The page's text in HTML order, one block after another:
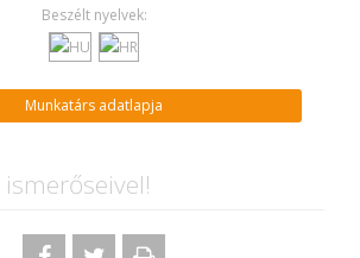
Beszélt nyelvek:
Munkatárs adatlapja
ismerőseivel!